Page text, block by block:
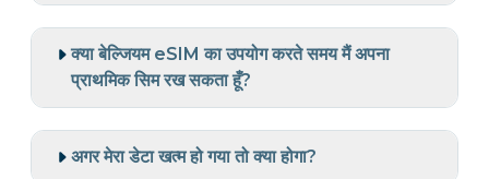
क्या बेल्जियम eSIM का उपयोग करते समय मैं अपना
प्राथमिक सिम रख सकता हूँ?
अगर मेरा डेटा खत्म हो गया तो क्या होगा?